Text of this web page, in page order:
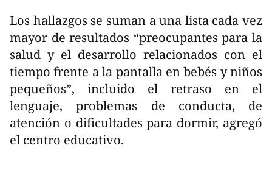
Los hallazgos se suman a una lista cada vez
mayor de resultados “preocupantes para la
salud y el desarrollo relacionados con el
tiempo frente a la pantalla en bebés y niños
pequeños”, incluido el retraso en el
lenguaje, problemas de conducta, de
atención o dificultades para dormir, agregó
el centro educativo.